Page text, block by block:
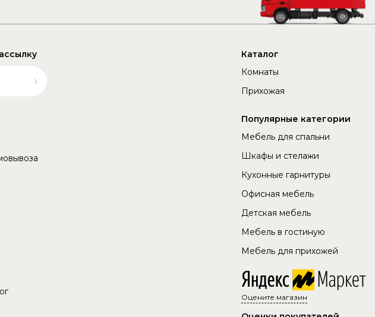
Каталог
Комнаты
Прихожая
Популярные категории
Мебель для спальни
Шкафы и стелажи
Кухонные гарнитуры
Офисная мебель
Детская мебель
Мебель в гостиную
Мебель для прихожей
Оцените магазин